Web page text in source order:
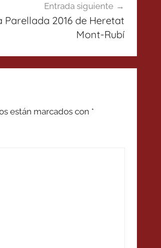
Entrada siguiente
Parellada 2016 de Heretat
Mont-Rubí
están marcados con *